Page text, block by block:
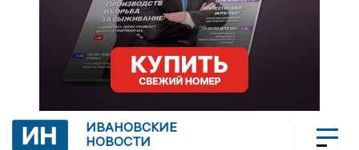
ИВАНОВСКИЕ
НОВОСТИ